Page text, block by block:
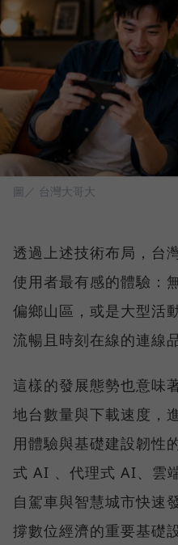
圖／ 台灣大哥大
透過上述技術布局，台
使用者最有感的體驗：
偏鄉山區，或是大型活
流暢且時刻在線的連線品
這樣的發展態勢也意味
地台數量與下載速度，
用體驗與基礎建設韌性
式 AI 、代理式 AI、雲
自駕車與智慧城市快速
撐數位經濟的重要基礎設